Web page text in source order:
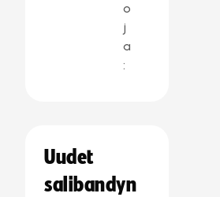
o
j
a
:
Uudet
salibandyn